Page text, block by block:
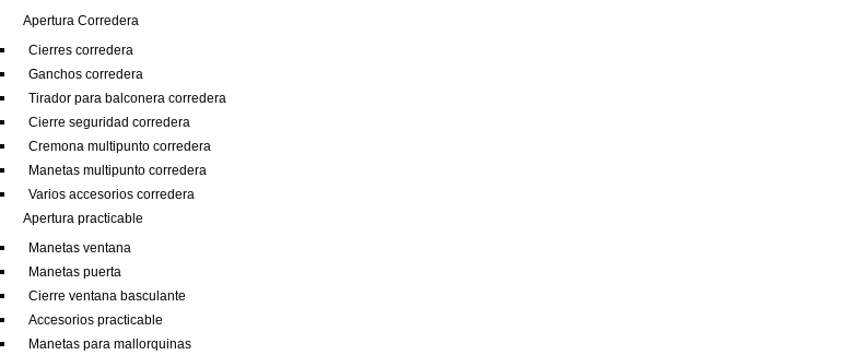
Apertura Corredera
Cierres corredera
Ganchos corredera
Tirador para balconera corredera
Cierre seguridad corredera
Cremona multipunto corredera
Manetas multipunto corredera
Varios accesorios corredera
Apertura practicable
Manetas ventana
Manetas puerta
Cierre ventana basculante
Accesorios practicable
Manetas para mallorquinas